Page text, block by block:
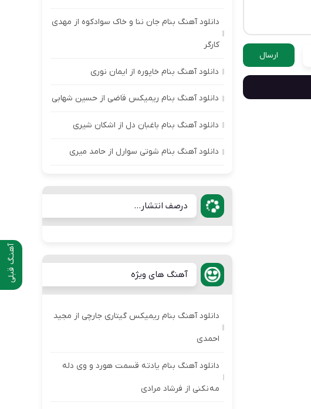
آهنـگ قبلی
ارسال
دانلود آهنگ بنام جان ننا و خاک سوادکوه از مهدی
کارگر
دانلود آهنگ بنام خاپوره از ایمان نوری
دانلود آهنگ بنام ریمیکس قاضی از حسین شهابی
دانلود آهنگ بنام باغبان دل از اشکان شیری
دانلود آهنگ بنام شوتی سوارل از حامد میری
درصف انتشار...
آهنگ های ویژه
دانلود آهنگ بنام ریمیکس گیتاری جارچی از مجید
احمدی
دانلود آهنگ بنام یادته قسمت هورد و وی دله
مه نکنی از فرشاد مرادی